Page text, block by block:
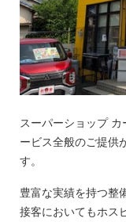
スーパーショップ
ービス全般のご提供
す。
豊富な実績を持つ整
接客においてもホス